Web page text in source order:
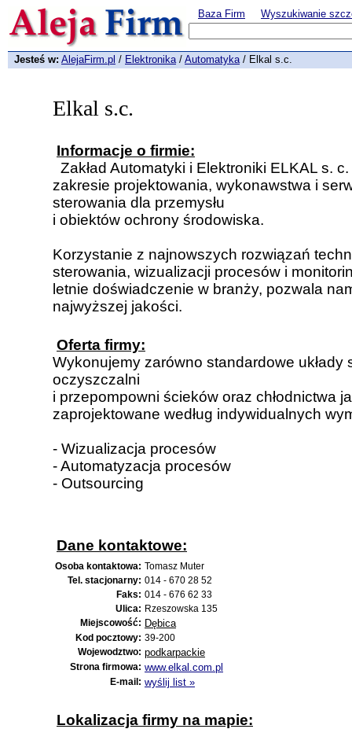
Baza Firm Wyszukiwanie
Jesteś w: AlejaFirm.pl / Elektronika/ Automatyka/ Elkal s.c.
Elkal s.c.
Informacje o firmie:
Zakład Automatyki i Elektroniki ELKAL s.
zakresie projektowania, wykonawstwa i
sterowania dla przemysłu
i obiektów ochrony środowiska.
Korzystanie z najnowszych rozwiązań
sterowania, wizualizacji procesów i
letnie doświadczenie w branży, pozwala
najwyższej jakości.
Oferta firmy:
Wykonujemy zarówno standardowe układy
oczyszczalni
i przepompowni ścieków oraz chłodnictwa
zaprojektowane według indywidualnych
- Wizualizacja procesów
- Automatyzacja procesów
- Outsourcing
Dane kontaktowe:
Osoba kontaktowa: Tomasz Muter
Tel. stacjonarny: 014 - 670 28 52
Faks: 014 - 676 62 33
Ulica: Rzeszowska 135
Miejscowość: Dębica
Kod pocztowy: 39-200
Wojewodztwo: podkarpackie
Strona firmowa: www.elkal.com.pl
E-mail: wyślij list »
Lokalizacja firmy na mapie: